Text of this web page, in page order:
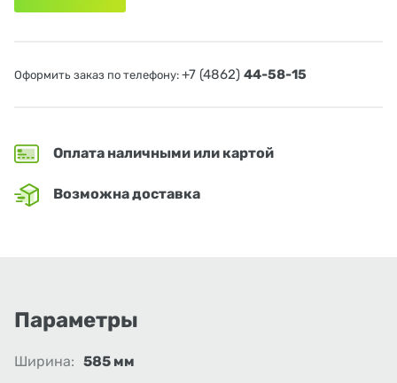
Оформить заказ по телефону: +7 (4862) 44-58-15
Оплата наличными или картой
Возможна доставка
Параметры
Ширина: 585 мм